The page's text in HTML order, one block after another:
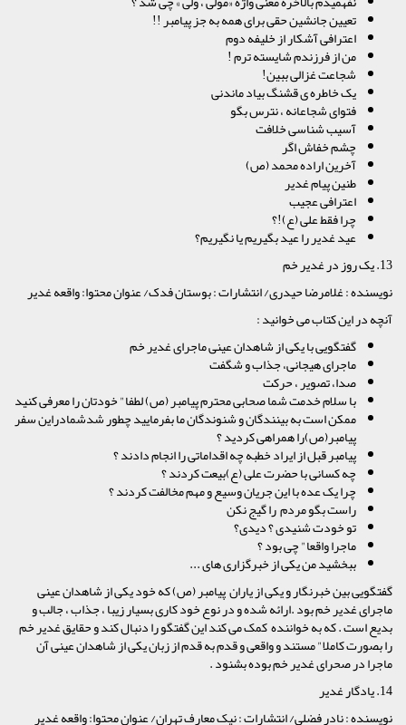
تعیین جانشین حقی برای همه به جز پیامبر !!
اعترافی آشکار از خلیفه دوم
من از فرزندم شایسته ترم !
شجاعت غزالی ببین!
یک خاطره ی قشنگ بیاد ماندنی
فتوای شجاعانه ، نترس بگو
آسیب شناسی خلافت
چشم خفاش اگر
آخرین اراده محمد (ص)
طنین پیام غدیر
اعترافی عجیب
چرا فقط علی (ع)!؟
عید غدیر را عید بگیریم یا نگیریم؟
13. یک روز در غدیر خم
نویسنده : غلامرضا حیدری/ انتشارات : بوستان فدک/ عنوان محتوا: واقعه غدیر
آنچه در این کتاب می خوانید :
گفتگویی با یکی از شاهدان عینی ماجرای غدیر خم
ماجرای هیجانی، جذاب و شگفت
صدا، تصویر ، حرکت
با سلام خدمت شما صحابی محترم پیامبر (ص) لطفا" خودتان را معرفی کنید
ممکن است به بینندگان و شنوندگان ما بفرمایید چطور شدشمادراین سفر
پیامبر(ص)را همراهی کردید ؟
پیامبر قبل از ایراد خطبه چه اقداماتی را انجام دادند ؟
چه کسانی با حضرت علی (ع)بیعت کردند ؟
چرا یک عده با این جریان وسیع و مهم مخالفت کردند ؟
راست بگو مردم را گیج نکن
تو خودت شنیدی ؟ دیدی؟
ماجرا واقعا" چی بود ؟
ببخشید من یکی از خبرگزاری های ...
گفتگویی بین خبرنگار و یکی از یاران پیامبر (ص) که خود یکی از شاهدان عینی
ماجرای غدیر خم بود .ارائه شده و در نوع خود کاری بسیار زیبا ، جذاب ، جالب و
بدیع است . که به خواننده کمک می کند این گفتگو را دنبال کند و حقایق غدیر خم
را بصورت کاملا" مستند و واقعی و قدم به قدم از زبان یکی از شاهدان عینی آن
ماجرا در صحرای غدیر خم بوده بشنود .
14. یادگار غدیر
نویسنده : نادر فضلی/ انتشارات : نیک معارف تهران/ عنوان محتوا: واقعه غدیر